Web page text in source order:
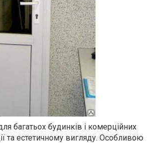
багатьох будинків і комерційних
та естетичному вигляду. Особливою